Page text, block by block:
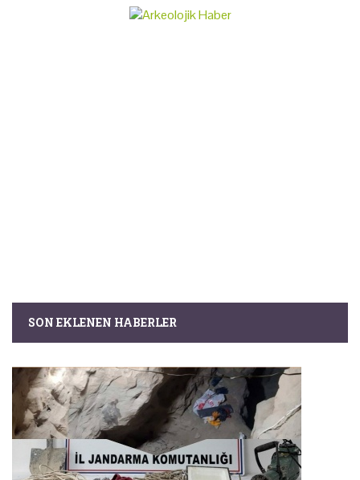
SON EKLENEN HABERLER